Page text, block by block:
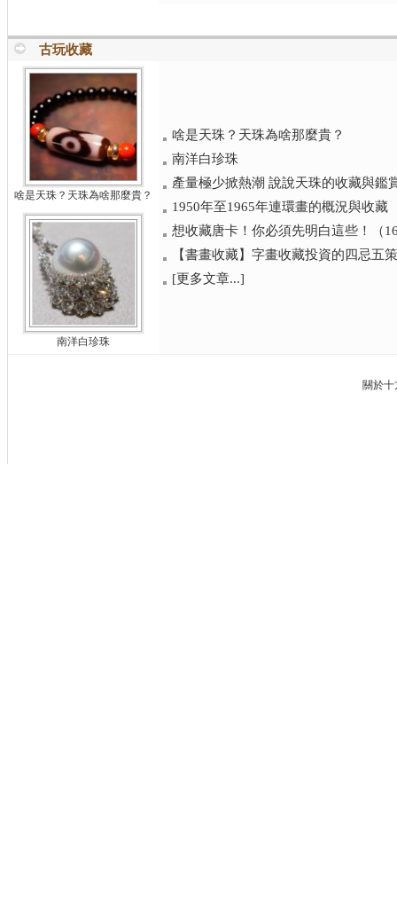
古玩收藏
啥是天珠？天珠為啥那麼貴？
南洋白珍珠
啥是天珠？天珠為啥那麼貴？
南洋白珍珠
產量極少掀熱潮 說說天珠的收藏與鑑
1950年至1965年連環畫的概況與收藏
想收藏唐卡！你必須先明白這些！（
【書畫收藏】字畫收藏投資的四忌五
[更多文章...]
關於